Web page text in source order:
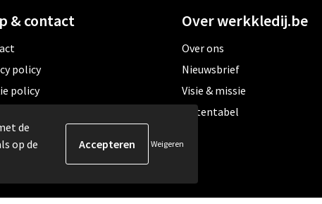
& contact
policy
policy
Over werkkledij.be
Over ons
Nieuwsbrief
Visie & missie
Matentabel
de
op de
Weigeren